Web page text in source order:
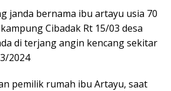
janda bernama ibu artayu usia 70
Cibadak Rt 15/03 desa
di terjang angin kencang sekitar
2024
pemilik rumah ibu Artayu, saat